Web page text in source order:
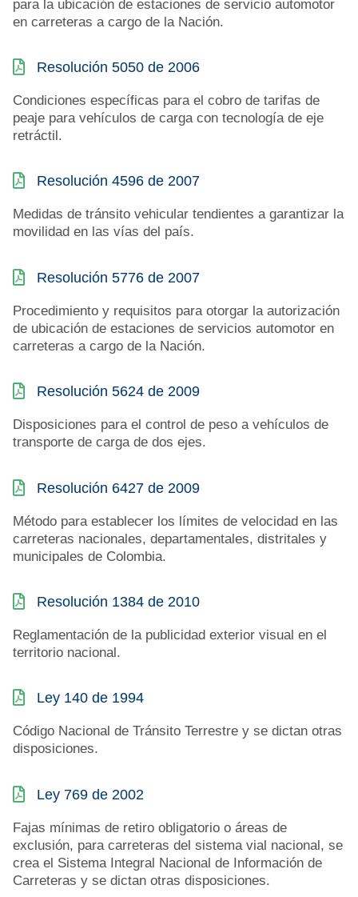
para la ubicación de estaciones de servicio automotor
en carreteras a cargo de la Nación.
Resolución 5050 de 2006
Condiciones específicas para el cobro de tarifas de
peaje para vehículos de carga con tecnología de eje
retráctil.
Resolución 4596 de 2007
Medidas de tránsito vehicular tendientes a garantizar la
movilidad en las vías del país.
Resolución 5776 de 2007
Procedimiento y requisitos para otorgar la autorización
de ubicación de estaciones de servicios automotor en
carreteras a cargo de la Nación.
Resolución 5624 de 2009
Disposiciones para el control de peso a vehículos de
transporte de carga de dos ejes.
Resolución 6427 de 2009
Método para establecer los límites de velocidad en las
carreteras nacionales, departamentales, distritales y
municipales de Colombia.
Resolución 1384 de 2010
Reglamentación de la publicidad exterior visual en el
territorio nacional.
Ley 140 de 1994
Código Nacional de Tránsito Terrestre y se dictan otras
disposiciones.
Ley 769 de 2002
Fajas mínimas de retiro obligatorio o áreas de
exclusión, para carreteras del sistema vial nacional, se
crea el Sistema Integral Nacional de Información de
Carreteras y se dictan otras disposiciones.